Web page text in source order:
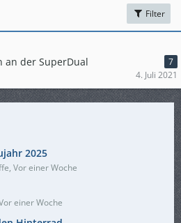
Filter
an der SuperDual
7
4. Juli 2021
2025
Vor einer Woche
einer Woche